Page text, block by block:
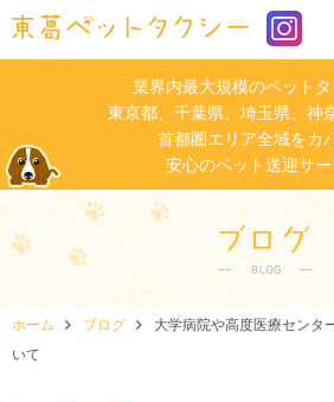
業界内最大規模のペットタ
東京都、千葉県、埼玉県、神
首都圏エリア全域をカ
安心のペット送迎サー
ホーム ブログ
大学病院や高度医療センタ
いて